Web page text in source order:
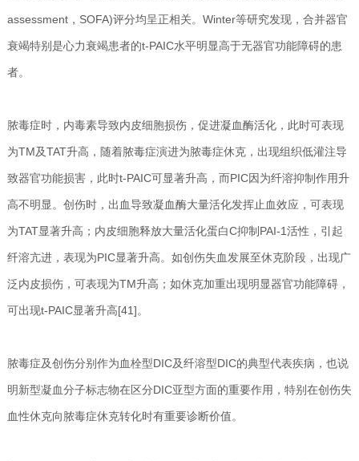
assessment，SOFA)评分均呈正相关。Winter等研究发现，合并器官
衰竭特别是心力衰竭患者的t-PAIC水平明显高于无器官功能障碍的患
者。
脓毒症时，内毒素导致内皮细胞损伤，促进凝血酶活化，此时可表现
为TM及TAT升高，随着脓毒症演进为脓毒症休克，出现组织低灌注导
致器官功能损害，此时t-PAIC可显著升高，而PIC因为纤溶抑制作用升
高不明显。创伤时，出血导致凝血酶大量活化发挥止血效应，可表现
为TAT显著升高；内皮细胞释放大量活化蛋白C抑制PAI-1活性，引起
纤溶亢进，表现为PIC显著升高。如创伤失血发展至休克阶段，出现广
泛内皮损伤，可表现为TM升高；如休克加重出现明显器官功能障碍，
可出现t-PAIC显著升高[41]。
脓毒症及创伤分别作为血栓型DIC及纤溶型DIC的典型代表疾病，也说
明新型凝血分子标志物在区分DIC亚型方面的重要作用，特别在创伤失
血性休克向脓毒症休克转化时有重要诊断价值。